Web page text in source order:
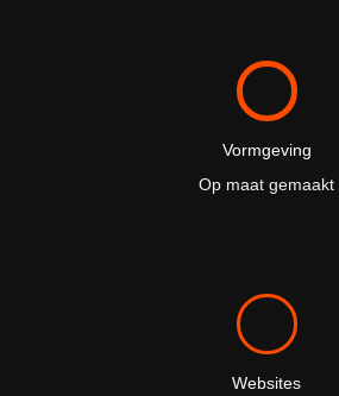
Vormgeving
Op maat gemaakt
Websites